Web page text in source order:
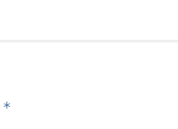
*